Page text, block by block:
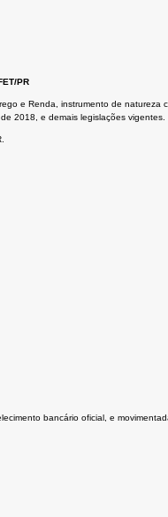
PR
e Renda, instrumento de
2018, e demais legislações vigentes.
bancário oficial, e